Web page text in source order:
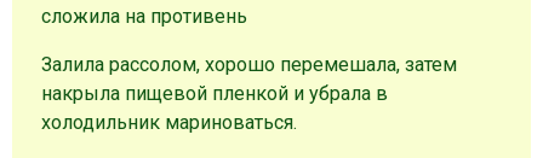
сложила на противень
Залила рассолом, хорошо перемешала, затем
накрыла пищевой пленкой и убрала в
холодильник мариноваться.